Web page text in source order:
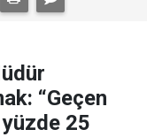
“Geçen
yüzde 25